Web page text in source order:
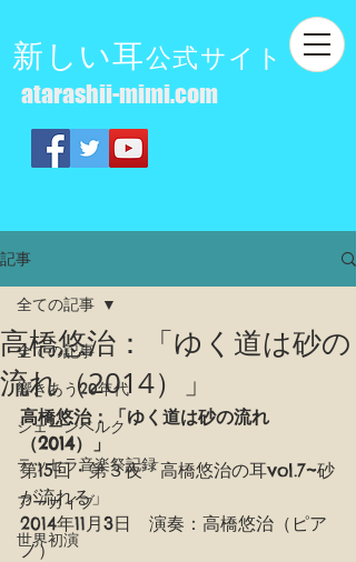
新しい耳公式サイト
atarashii-mimi.com
記事
全ての記事
響きあう20年代
シェーンベルク
テッセラ音楽祭記録
アーカイブ
世界初演
全ての記事
高橋悠治：「ゆく道は砂の
流れ（2014）」
高橋悠治：「ゆく道は砂の流れ
（2014）」
第15回・第３夜「高橋悠治の耳vol.7~砂
が流れる」
2014年11月3日　演奏：高橋悠治（ピア
ノ）